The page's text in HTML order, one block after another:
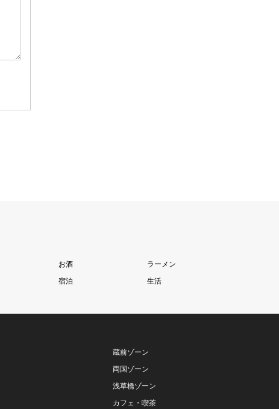
お酒
ラーメン
宿泊 生活
蔵前ゾーン
両国ゾーン
浅草橋ゾーン
カフェ・喫茶